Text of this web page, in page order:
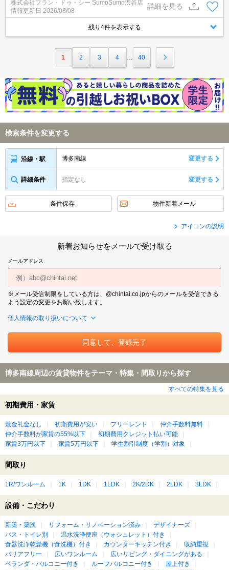
ロックなど充実しているので、防犯対策もばっちりです。収納はシ
ューズボックス・クロゼットなどが備え付けられているので、衣類
や日用品の収納に重宝します。インターネットをご利用いただける
株式会社プラン・ドゥ・シー SumoSumo渋谷店
情報更新日 2026/08/08
詳細を見る
残り4件を表示する
1 2 3 4 40
検索条件を変更する
沿線・駅 博多南線 変更する
詳細条件 指定なし 変更する
条件保存 物件新着メール
アイコンの説明
新着お知らせをメールで受け取る
メールアドレス
※メール受信制限をしている方は、@chintai.co.jpからのメールを受信できる
よう設定の変更をお願い致します。
個人情報の取り扱いについて
博多南線周辺の賃貸物件をテーマ・特集・間取りから探す
すべての特集を見る
初期費用・家賃
敷金礼金なし 初期費用が安い フリーレント
仲介手数料無料
仲介手数料が家賃の55%以下
初期費用クレジット払い可能
家賃3万円以下
家賃5万円以下 学生割引制度（学割）対象
間取り
1R/ワンルーム 1K 1DK 1LDK 2K/2DK 2LDK 3LDK
設備・こだわり
新築・築浅 リフォーム・リノベーション済み
デザイナーズ
バス・トイレ別
温水洗浄便座（ウォシュレット）付き
食器洗浄乾燥機（食洗機）付き
カウンターキッチン付き
収納重視
バリアフリー
広いワンルーム
広いリビング・ダイニングがある
ベランダ・バルコニー付き
ルーフバルコニー付き
屋上付き